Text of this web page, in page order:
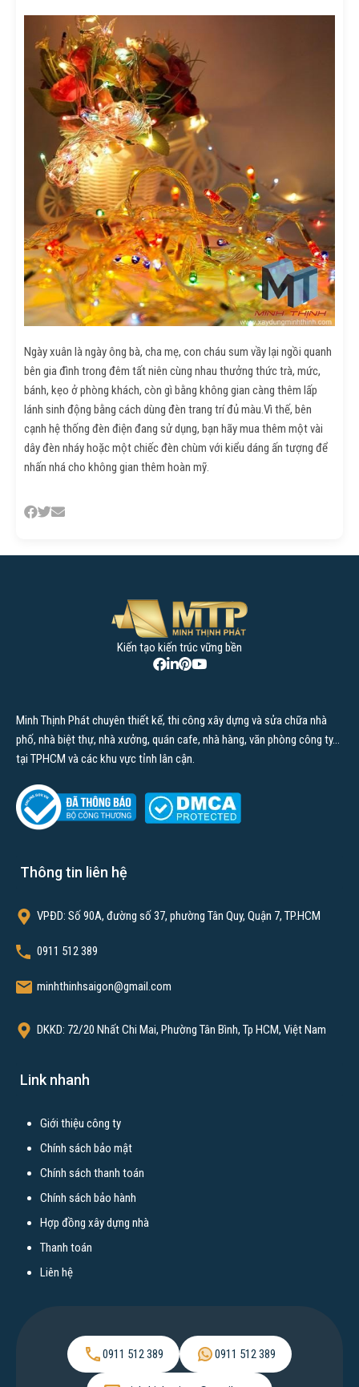
Ngày xuân là ngày ông bà, cha mẹ, con cháu sum vầy lại ngồi quanh
bên gia đình trong đêm tất niên cùng nhau thưởng thức trà, mức,
bánh, kẹo ở phòng khách, còn gì bằng không gian càng thêm lấp
lánh sinh động bằng cách dùng đèn trang trí đủ màu.Vì thế, bên
cạnh hệ thống đèn điện đang sử dụng, bạn hãy mua thêm một vài
dây đèn nháy hoặc một chiếc đèn chùm với kiểu dáng ấn tượng để
nhấn nhá cho không gian thêm hoàn mỹ.
Báo giá xây dựng
Cẩm nang xây dựng
Nội thất
Xây dựng nhà trọn gói
Xây dựng nhà tiền chế
Thi công hoàn thiện
Thiết kế thi công nội thất văn phòng
Bài viết xem nhiều
Xây dựng nhà trọn gói TPHCM
Xây nhà tại Cần Thơ
Xây nhà tại Tây Ninh
Xây nhà tại Kiên Giang
Xây nhà tại Bình Dương
Xây nhà tại Vũng Tàu
Xây nhà tại Bình Thuận
Kiến tạo kiến trúc vững bền
Minh Thịnh Phát chuyên thiết kế, thi công xây dựng và sửa chữa nhà
phố, nhà biệt thự, nhà xưởng, quán cafe, nhà hàng, văn phòng công ty…
tại TPHCM và các khu vực tỉnh lân cận.
Thông tin liên hệ
VPĐD: Số 90A, đường số 37, phường Tân Quy, Quận 7, TP.HCM
0911 512 389
minhthinhsaigon@gmail.com
DKKD: 72/20 Nhất Chi Mai, Phường Tân Bình, Tp HCM, Việt Nam
Link nhanh
Giới thiệu công ty
Chính sách bảo mật
Chính sách thanh toán
Chính sách bảo hành
Hợp đồng xây dựng nhà
Thanh toán
Liên hệ
0911 512 389 0911 512 389